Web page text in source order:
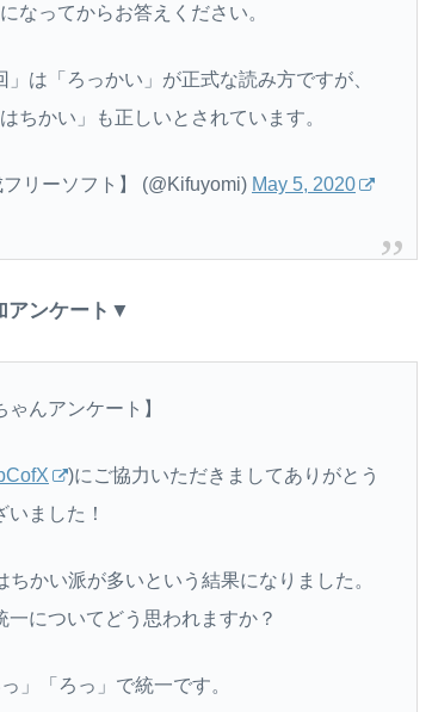
なってからお答えください。
は「ろっかい」が正式な読み方ですが、
ちかい」も正しいとされています。
リーソフト】 (@Kifuyomi) May 5, 2020
ンケート▼
ゃんアンケート】
)にご協力いただきましてありがとう
いました！
かい派が多いという結果になりました。
についてどう思われますか？
」「ろっ」で統一です。